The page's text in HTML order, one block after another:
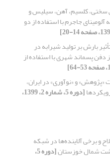
کلسیم، آهن، سیلیس و
جاجرم با استفاده از دو
بارش بر تولید شیرابه در
پسماند شهری با استفاده از
«پژوهش» و «نوآوری» در ایران،
[دوره 5، شماره 2، 1399،
و برخی آلاینده‌ها در شبکه
شمال خوزستان [دوره 5،